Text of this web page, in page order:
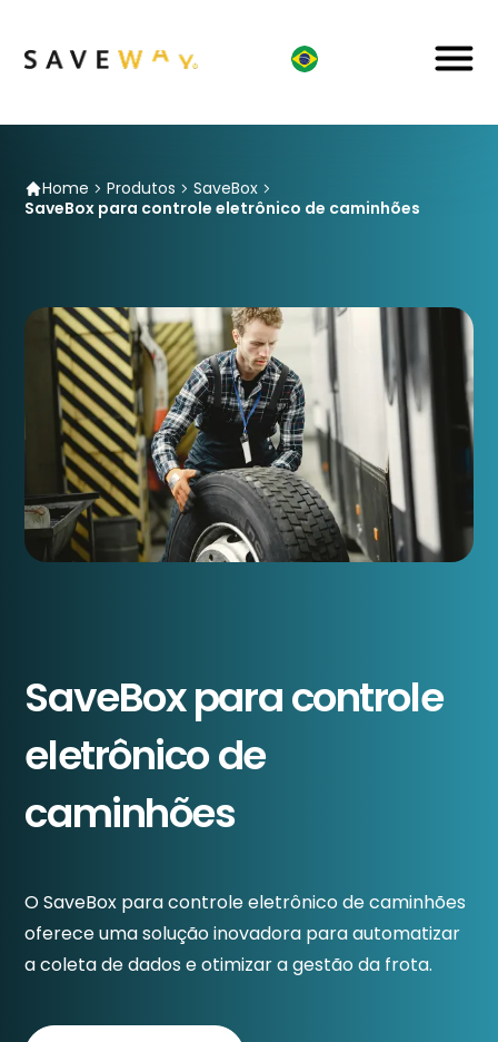
Home Produtos
SaveBox
SaveBox para controle eletrônico de caminhões
SaveBox para controle
eletrônico de
caminhões
O SaveBox para controle eletrônico de caminhões
oferece uma solução inovadora para automatizar
a coleta de dados e otimizar a gestão da frota.